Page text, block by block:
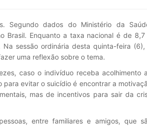
Segundo dados do Ministério da
Brasil. Enquanto a taxa nacional é de 8,7
sessão ordinária desta quinta-feira (6),
uma reflexão sobre o tema.
caso o indivíduo receba acolhimento
para evitar o suicídio é encontrar a
mas de incentivos para sair da
entre familiares e amigos, que